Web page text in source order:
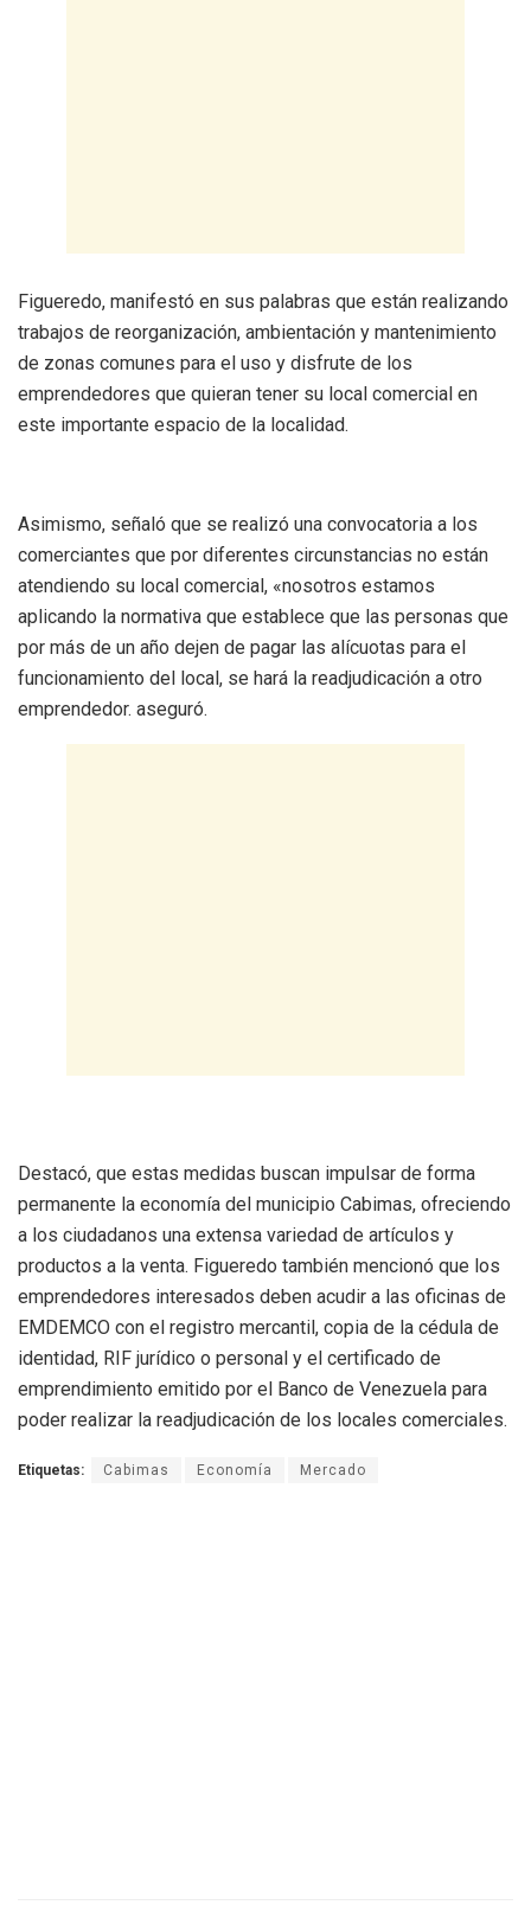
Figueredo, manifestó en sus palabras que están realizando
trabajos de reorganización, ambientación y mantenimiento
de zonas comunes para el uso y disfrute de los
emprendedores que quieran tener su local comercial en
este importante espacio de la localidad.
Asimismo, señaló que se realizó una convocatoria a los
comerciantes que por diferentes circunstancias no están
atendiendo su local comercial, «nosotros estamos
aplicando la normativa que establece que las personas que
por más de un año dejen de pagar las alícuotas para el
funcionamiento del local, se hará la readjudicación a otro
emprendedor. aseguró.
Destacó, que estas medidas buscan impulsar de forma
permanente la economía del municipio Cabimas, ofreciendo
a los ciudadanos una extensa variedad de artículos y
productos a la venta. Figueredo también mencionó que los
emprendedores interesados deben acudir a las oficinas de
EMDEMCO con el registro mercantil, copia de la cédula de
identidad, RIF jurídico o personal y el certificado de
emprendimiento emitido por el Banco de Venezuela para
poder realizar la readjudicación de los locales comerciales.
Etiquetas: Cabimas Economía Mercado